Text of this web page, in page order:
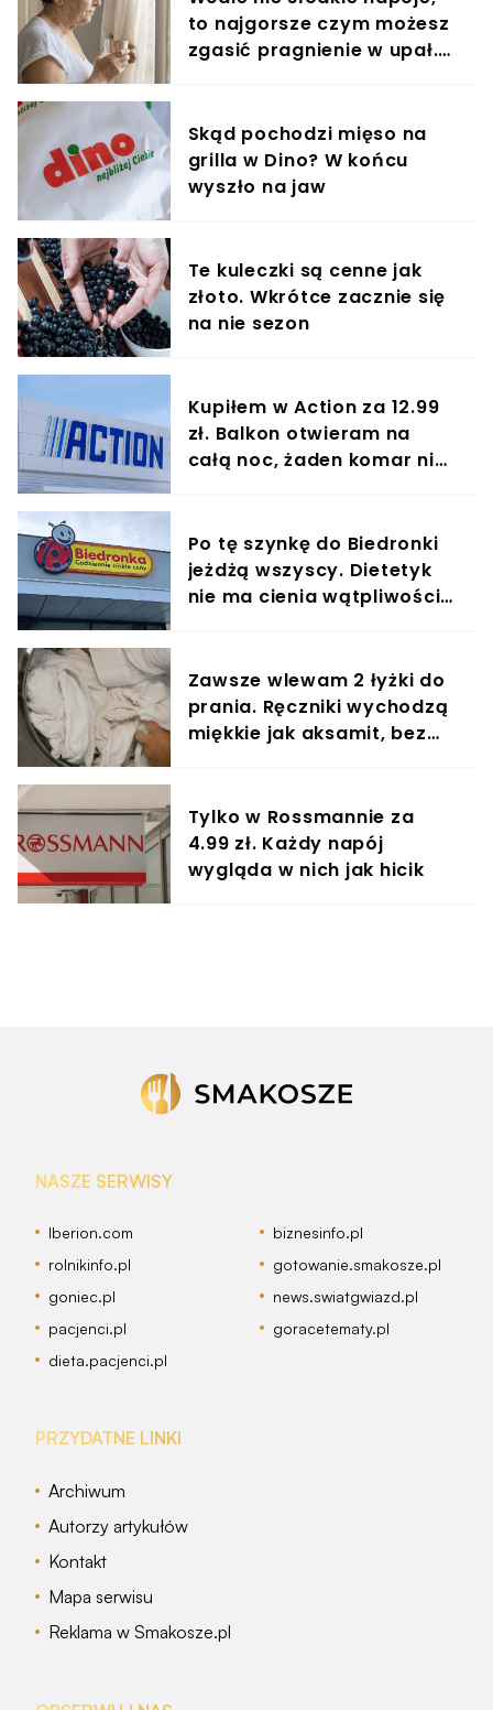
to najgorsze czym możesz
zgasić pragnienie w upał.
Skąd pochodzi mięso na
grilla w Dino? W końcu
wyszło na jaw
Te kuleczki są cenne jak
złoto. Wkrótce zacznie się
na nie sezon
Kupiłem w Action za 12.99
zł. Balkon otwieram na
całą noc, żaden komar nie
Po tę szynkę do Biedronki
jeżdżą wszyscy. Dietetyk
nie ma cienia wątpliwości,
Zawsze wlewam 2 łyżki do
prania. Ręczniki wychodzą
miękkie jak aksamit, bez
Tylko w Rossmannie za
4.99 zł. Każdy napój
wygląda w nich jak hicik
NASZE SERWISY
Iberion.com
biznesinfo.pl
rolnikinfo.pl
gotowanie.smakosze.pl
goniec.pl
news.swiatgwiazd.pl
pacjenci.pl
goracetematy.pl
dieta.pacjenci.pl
PRZYDATNE LINKI
Archiwum
Autorzy artykułów
Kontakt
Mapa serwisu
Reklama w Smakosze.pl